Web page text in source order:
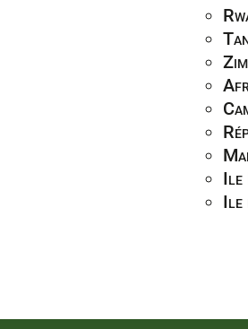
Ile
Ile